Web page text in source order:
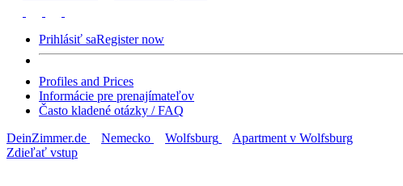
Prihlásiť saRegister now
Profiles and Prices
Informácie pre prenajímateľov
Často kladené otázky / FAQ
DeinZimmer.de
Nemecko Wolfsburg
Apartment v Wolfsburg
Zdieľať vstup